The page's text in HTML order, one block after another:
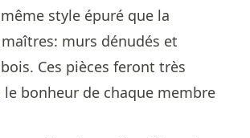
style épuré que la
murs dénudés et
Ces pièces feront très
bonheur de chaque membre